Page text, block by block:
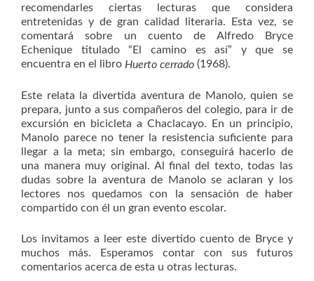
recomendarles ciertas lecturas que considera
entretenidas y de gran calidad literaria. Esta vez, se
comentará sobre un cuento de Alfredo Bryce
Echenique titulado “El camino es así” y que se
encuentra en el libro Huerto cerrado (1968).
Este relata la divertida aventura de Manolo, quien se
prepara, junto a sus compañeros del colegio, para ir de
excursión en bicicleta a Chaclacayo. En un principio,
Manolo parece no tener la resistencia suficiente para
llegar a la meta; sin embargo, conseguirá hacerlo de
una manera muy original. Al final del texto, todas las
dudas sobre la aventura de Manolo se aclaran y los
lectores nos quedamos con la sensación de haber
compartido con él un gran evento escolar.
Los invitamos a leer este divertido cuento de Bryce y
muchos más. Esperamos contar con sus futuros
comentarios acerca de esta u otras lecturas.